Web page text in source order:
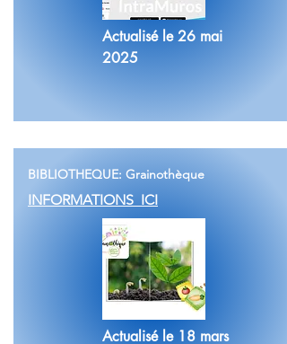
Actualisé le 26 mai
2025
BIBLIOTHEQUE: Grainothèque
INFORMATIONS ICI
Actualisé le 18 mars